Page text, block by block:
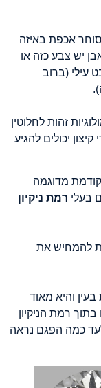
אכפת באיזה
יש צבע כזה או
עילי (ברוב
זהות לחלוטין
יכולים להגיע
מדוגמה
רמת ניקיון
להמחיש את
והיא מאוד
רמת הניקיון
כמה הפגם נראה